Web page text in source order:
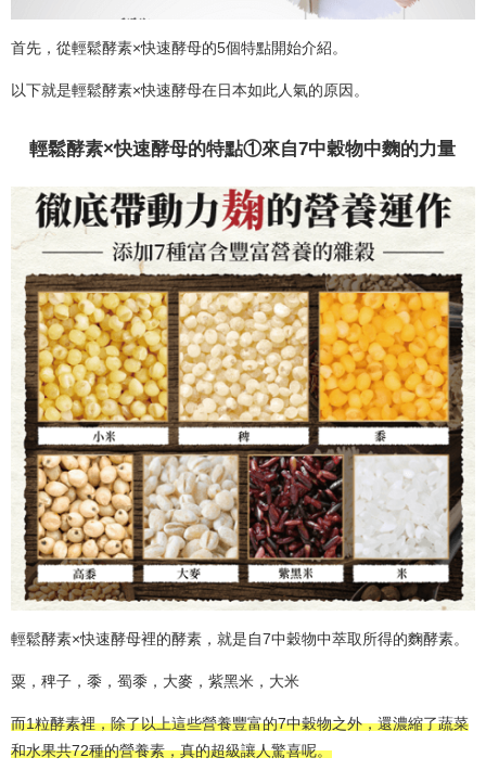
首先，從輕鬆酵素×快速酵母的5個特點開始介紹。
以下就是輕鬆酵素×快速酵母在日本如此人氣的原因。
輕鬆酵素×快速酵母的特點①來自7中穀物中麴的力量
輕鬆酵素×快速酵母裡的酵素，就是自7中穀物中萃取所得的麴酵素。
粟，稗子，黍，蜀黍，大麥，紫黑米，大米
而1粒酵素裡，除了以上這些營養豐富的7中穀物之外，還濃縮了蔬菜
和水果共72種的營養素，真的超級讓人驚喜呢。